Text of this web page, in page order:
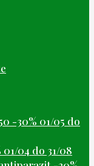
-30% 01/05 do
04 do 31/08